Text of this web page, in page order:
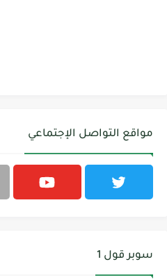
مواقع التواصل الإجتماعي
سوبر قول 1